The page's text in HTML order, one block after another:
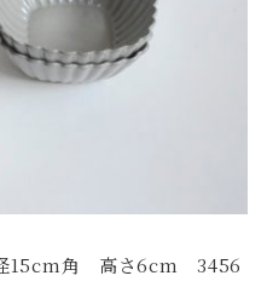
15cm角 高さ6cm 3456